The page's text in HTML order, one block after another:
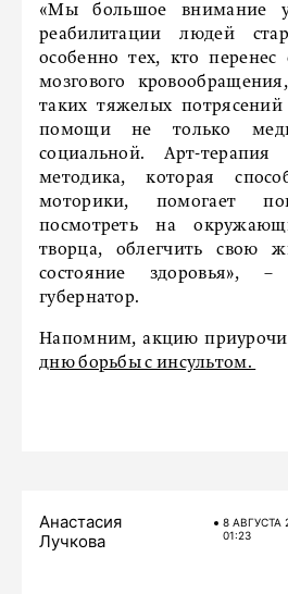
«Мы большое внимание
реабилитации людей
особенно тех, кто перенес
мозгового
таких тяжелых
помощи не только
социальной. Арт-
методика, которая
моторики, помогает
посмотреть на
творца, облегчить свою
состояние здоровья»,
губернатор.
Напомним, акцию
дню борьбы с инсультом.
Анастасия
Лучкова
8 АВГУСТА
01:23